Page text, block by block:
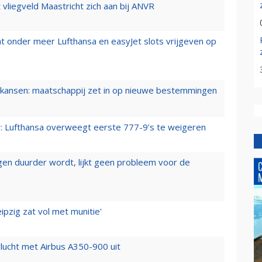
Maastricht zich aan bij ANVR
meer Lufthansa en easyJet slots vrijgeven op
maatschappij zet in op nieuwe bestemmingen
Lufthansa overweegt eerste 777-9’s te weigeren
duurder wordt, lijkt geen probleem voor de
zat vol met munitie'
met Airbus A350-900 uit